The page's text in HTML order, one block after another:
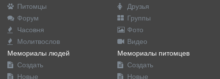
Питомцы
Форум
Часовня
Молитвослов
Друзья
Группы
Фото
Видео
Мемориалы людей
Создать
Новые
Мемориалы питомцев
Создать
Новые